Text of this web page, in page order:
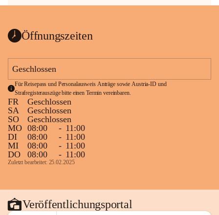
Öffnungszeiten
Geschlossen
Für Reisepass und Personalausweis Anträge sowie Austria-ID und
Strafregisterauszüge bitte einen Termin vereinbaren.
FR
Geschlossen
SA
Geschlossen
SO
Geschlossen
MO 08:00 - 11:00
DI
08:00 - 11:00
MI
08:00 - 11:00
DO
08:00 - 11:00
Zuletzt bearbeitet: 25.02.2025
Veröffentlichungsportal